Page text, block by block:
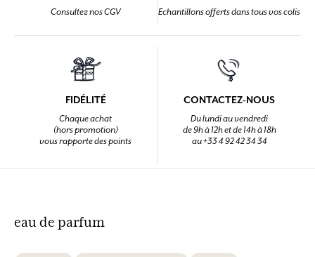
Consultez nos CGV Echantillons offerts dans tous vos colis
FIDÉLITÉ
Chaque achat
(hors promotion)
vous rapporte des points
CONTACTEZ-NOUS
Du lundi au vendredi
de 9h à 12h et de 14h à 18h
au +33 4 92 42 34 34
eau de parfum